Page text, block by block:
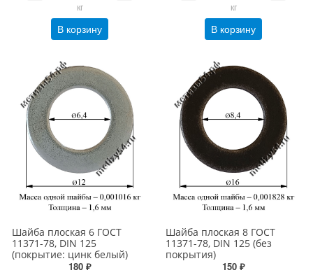
кг
В корзину
кг
В корзину
Шайба плоская 6 ГОСТ
11371-78, DIN 125
(покрытие: цинк белый)
180 ₽
Шайба плоская 8 ГОСТ
11371-78, DIN 125 (без
покрытия)
150 ₽